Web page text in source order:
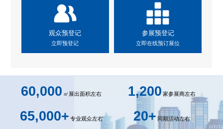
观众预登记
立即预登记
参展预登记
立即在线预订展位
60,000 ㎡展出面积左右 1,200 家参展商左右
65,000+ 专业观众左右 20+ 同期活动左右